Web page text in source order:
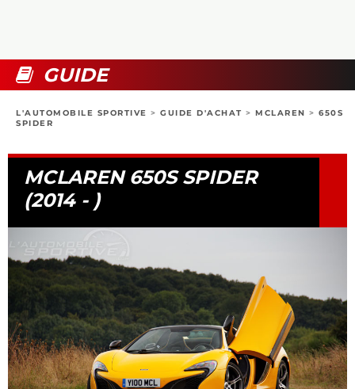
BOUTIQUE
GUIDE
L'AUTOMOBILE SPORTIVE > GUIDE D'ACHAT > MCLAREN > 650S
SPIDER
MCLAREN 650S SPIDER
(2014 - )